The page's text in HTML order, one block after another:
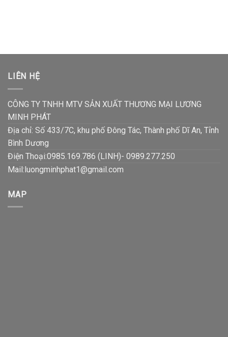
LIÊN HỆ
CÔNG TY TNHH MTV SẢN XUẤT THƯƠNG MẠI LƯƠNG
MINH PHÁT
Địa chỉ: Số 433/7C, khu phố Đông Tác, Thành phố Dĩ An, Tỉnh
Bình Dương
Điện Thoại:0985.169.786 (LINH)- 0989.277.250
Mail:luongminhphat1@gmail.com
MAP